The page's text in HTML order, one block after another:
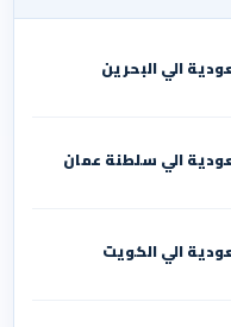
الي البحرين
الي سلطنة عمان
الي الكويت